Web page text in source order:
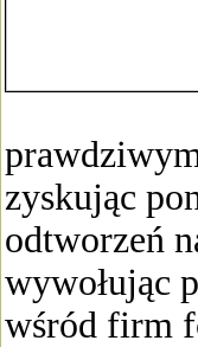
zyskując
odtworzeń
wywołując
wśród firm